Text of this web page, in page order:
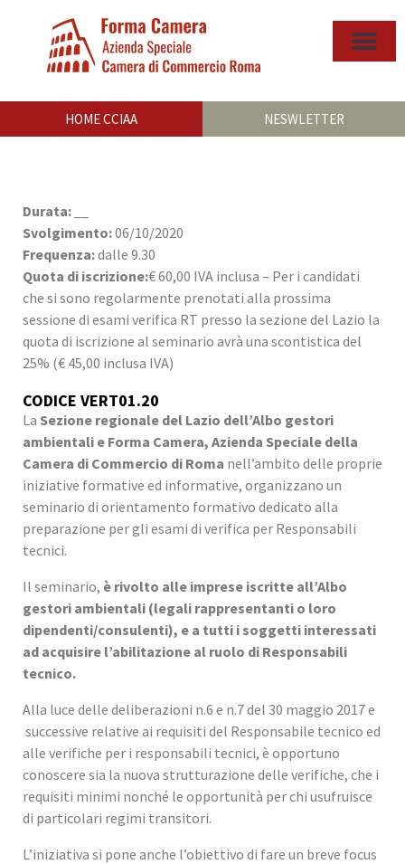
HOME CCIAA NESWLETTER
Durata:
Svolgimento:06/10/2020
Frequenza:dalle 9.30
Quota di iscrizione:€ 60,00 IVA inclusa – Per i candidati
che si sono regolarmente prenotati alla prossima
sessione di esami verifica RT presso la sezione del Lazio la
quota di iscrizione al seminario avrà una scontistica del
25% (€ 45,00 inclusa IVA)
CODICE VERT01.20
La Sezione regionale del Lazio dell’Albo gestori
ambientali e Forma Camera, Azienda Speciale della
Camera di Commercio di Roma nell’ambito delle proprie
iniziative formative ed informative, organizzano un
seminario di orientamento formativo dedicato alla
preparazione per gli esami di verifica per Responsabili
tecnici.
Il seminario, è rivolto alle imprese iscritte all’Albo
gestori ambientali (legali rappresentanti o loro
dipendenti/consulenti), e a tutti i soggetti interessati
ad acquisire l’abilitazione al ruolo di Responsabili
tecnico.
Alla luce delle deliberazioni n.6 e n.7 del 30 maggio 2017 e
successive relative ai requisiti del Responsabile tecnico ed
alle verifiche per i responsabili tecnici, è opportuno
conoscere sia la nuova strutturazione delle verifiche, che i
requisiti minimi nonché le opportunità per chi usufruisce
di particolari regimi transitori.
L’iniziativa si pone anche l’obiettivo di fare un breve focus